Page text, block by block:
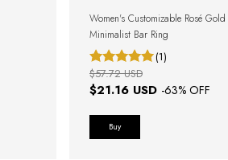
Women's Customizable Rosé Gold
Minimalist Bar Ring
(1)
$21.16 USD -63% OFF
$57.72 USD
Buy